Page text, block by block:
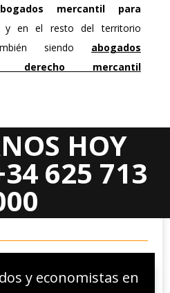
mercantil para
y en el resto del territorio
siendo abogados
derecho mercantil
HOY
625 713
y economistas en